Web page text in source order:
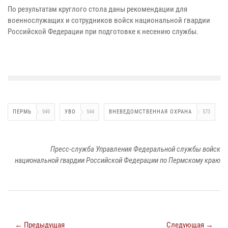
По результатам круглого стола даны рекомендации для
военнослужащих и сотрудников войск национальной гвардии
Российской Федерации при подготовке к несению службы.
ПЕРМЬ 949 УВО 544 ВНЕВЕДОМСТВЕННАЯ ОХРАНА 573
Пресс-служба Управления Федеральной службы войск
национальной гвардии Российской Федерации по Пермскому краю
← Предыдущая Следующая →